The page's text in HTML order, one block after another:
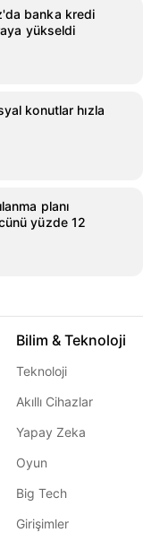
banka kredi
yükseldi
konutlar hızla
planı
yüzde 12
Bilim & Teknoloji
Teknoloji
Akıllı Cihazlar
Yapay Zeka
Oyun
Big Tech
Girişimler